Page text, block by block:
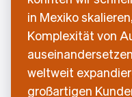
in Mexiko
Komplexität von
weltweit
großartigen
Kanada
EnglishFrançais
Kroatien
Lettland
English